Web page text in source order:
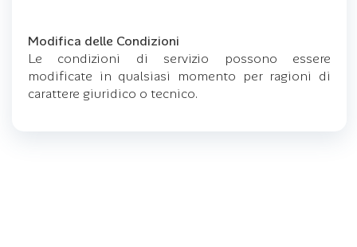
Modifica delle Condizioni
Le condizioni di servizio possono essere
modificate in qualsiasi momento per ragioni di
carattere giuridico o tecnico.